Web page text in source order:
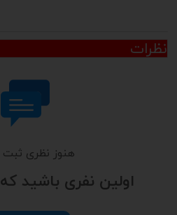
نظرات
هنوز نظری
اولین نفری باشید